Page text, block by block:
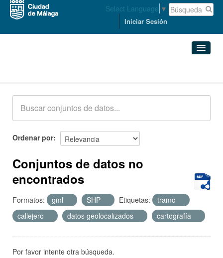
Select Language ▼
Iniciar Sesión
Acerca de
Ordenar por
Conjuntos de datos no
encontrados
Formatos: gml SHP Etiquetas:
tramo
callejero
datos geolocalizados cartografía
Por favor intente otra búsqueda.